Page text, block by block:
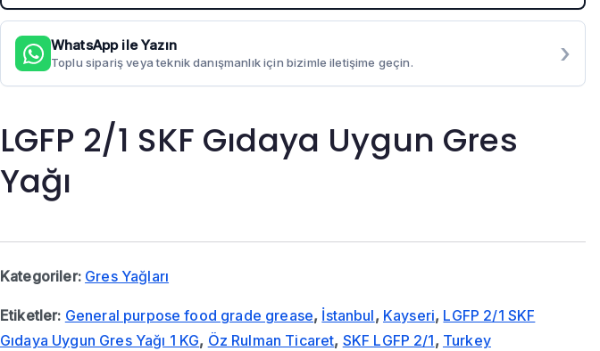
LGFP 2/1 SKF Gıdaya Uygun Gres
Yağı
WhatsApp ile Yazın
Toplu sipariş veya teknik danışmanlık için bizimle iletişime geçin. ›
Kategoriler: Gres Yağları
Etiketler: General purpose food grade grease, İstanbul, Kayseri, LGFP 2/1 SKF
Gıdaya Uygun Gres Yağı 1 KG, Öz Rulman Ticaret, SKF LGFP 2/1, Turkey